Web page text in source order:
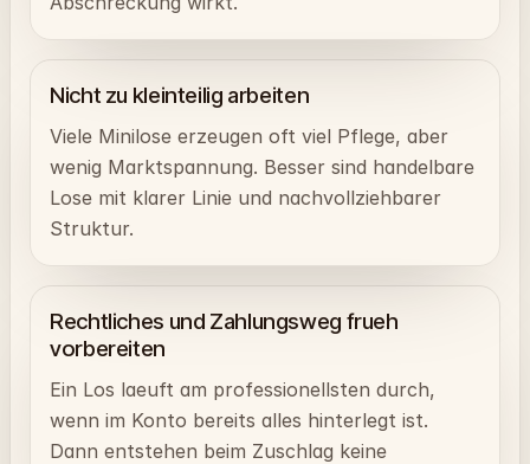
Nicht zu kleinteilig arbeiten
Viele Minilose erzeugen oft viel Pflege, aber
wenig Marktspannung. Besser sind handelbare
Lose mit klarer Linie und nachvollziehbarer
Struktur.
Rechtliches und Zahlungsweg frueh
vorbereiten
Ein Los laeuft am professionellsten durch,
wenn im Konto bereits alles hinterlegt ist.
Dann entstehen beim Zuschlag keine